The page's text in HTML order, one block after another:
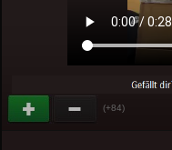
(+84)